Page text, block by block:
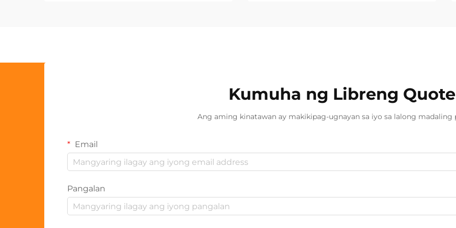
Kumuha ng Libreng Quote
Ang aming kinatawan ay makikipag-ugnayan sa iyo sa lalong madaling
Email
Pangalan